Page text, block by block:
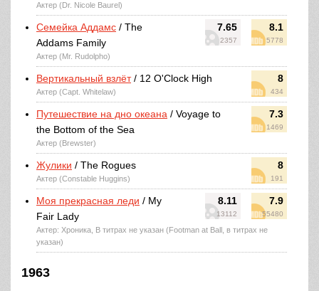
Актер (Dr. Nicole Baurel)
7.65
2357
8.1
5778
Семейка Аддамс / The
Addams Family
Актер (Mr. Rudolpho)
8
434
Вертикальный взлёт/ 12 O'Clock High
Актер (Capt. Whitelaw)
7.3
1469
Путешествие на дно океана / Voyage to
the Bottom of the Sea
Актер (Brewster)
8
191
Жулики / The Rogues
Актер (Constable Huggins)
8.11
13112
7.9
55480
Моя прекрасная леди / My
Fair Lady
Актер: Хроника, В титрах не указан (Footman at Ball, в титрах не
указан)
1963